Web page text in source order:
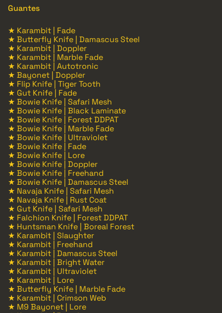
Guantes
★ Karambit | Fade
★ Butterfly Knife | Damascus Steel
★ Karambit | Doppler
★ Karambit | Marble Fade
★ Karambit | Autotronic
★ Bayonet | Doppler
★ Flip Knife | Tiger Tooth
★ Gut Knife | Fade
★ Bowie Knife | Safari Mesh
★ Bowie Knife | Black Laminate
★ Bowie Knife | Forest DDPAT
★ Bowie Knife | Marble Fade
★ Bowie Knife | Ultraviolet
★ Bowie Knife | Fade
★ Bowie Knife | Lore
★ Bowie Knife | Doppler
★ Bowie Knife | Freehand
★ Bowie Knife | Damascus Steel
★ Navaja Knife | Safari Mesh
★ Navaja Knife | Rust Coat
★ Gut Knife | Safari Mesh
★ Falchion Knife | Forest DDPAT
★ Huntsman Knife | Boreal Forest
★ Karambit | Slaughter
★ Karambit | Freehand
★ Karambit | Damascus Steel
★ Karambit | Bright Water
★ Karambit | Ultraviolet
★ Karambit | Lore
★ Butterfly Knife | Marble Fade
★ Karambit | Crimson Web
★ M9 Bayonet | Lore